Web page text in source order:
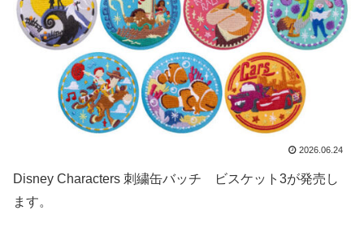
2026.06.24
Disney Characters 刺繍缶バッチ ビスケット3が発売し
ます。